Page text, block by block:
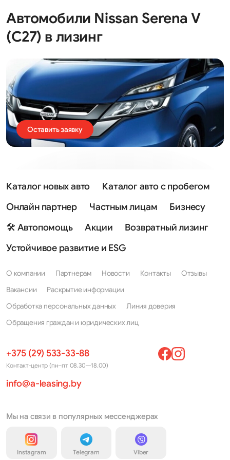
Автомобили Nissan Serena V
(C27) в лизинг
Оставить заявку
Каталог новых авто
Каталог авто с пробегом
Онлайн партнер
Частным лицам
Бизнесу
🛠 Автопомощь
Акции
Возвратный лизинг
Устойчивое развитие и ESG
О компании Партнерам Новости Контакты
Отзывы
Вакансии
Раскрытие информации
Обработка персональных данных
Линия доверия
Обращения граждан и юридических лиц
+375 (29) 533-33-88
Контакт-центр (пн–пт 08.30—18.00)
info@a-leasing.by
Мы на связи в популярных мессенджерах
Instagram Telegram Viber